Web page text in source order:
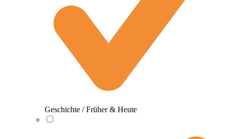
Geschichte / Früher & Heute